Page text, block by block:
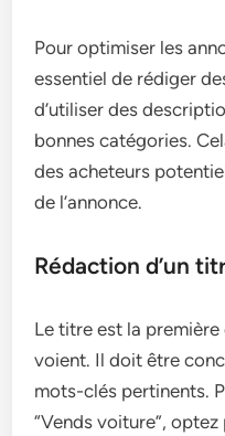
Pour optimiser les
essentiel de rédiger
d’utiliser des
bonnes catégories.
des acheteurs
de l’annonce.
Rédaction d’un
Le titre est la
voient. Il doit être
mots-clés pertinents.
“Vends voiture”,